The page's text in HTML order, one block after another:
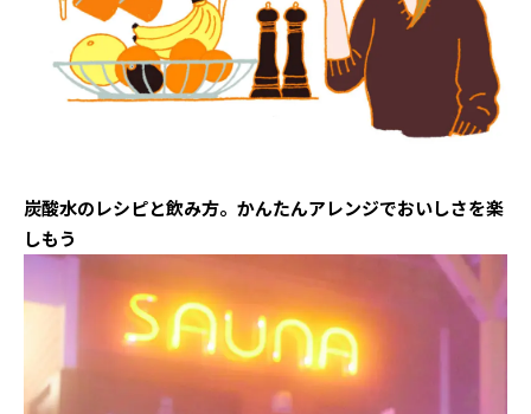
炭酸水のレシピと飲み方。かんたんアレンジでおいしさを楽
しもう